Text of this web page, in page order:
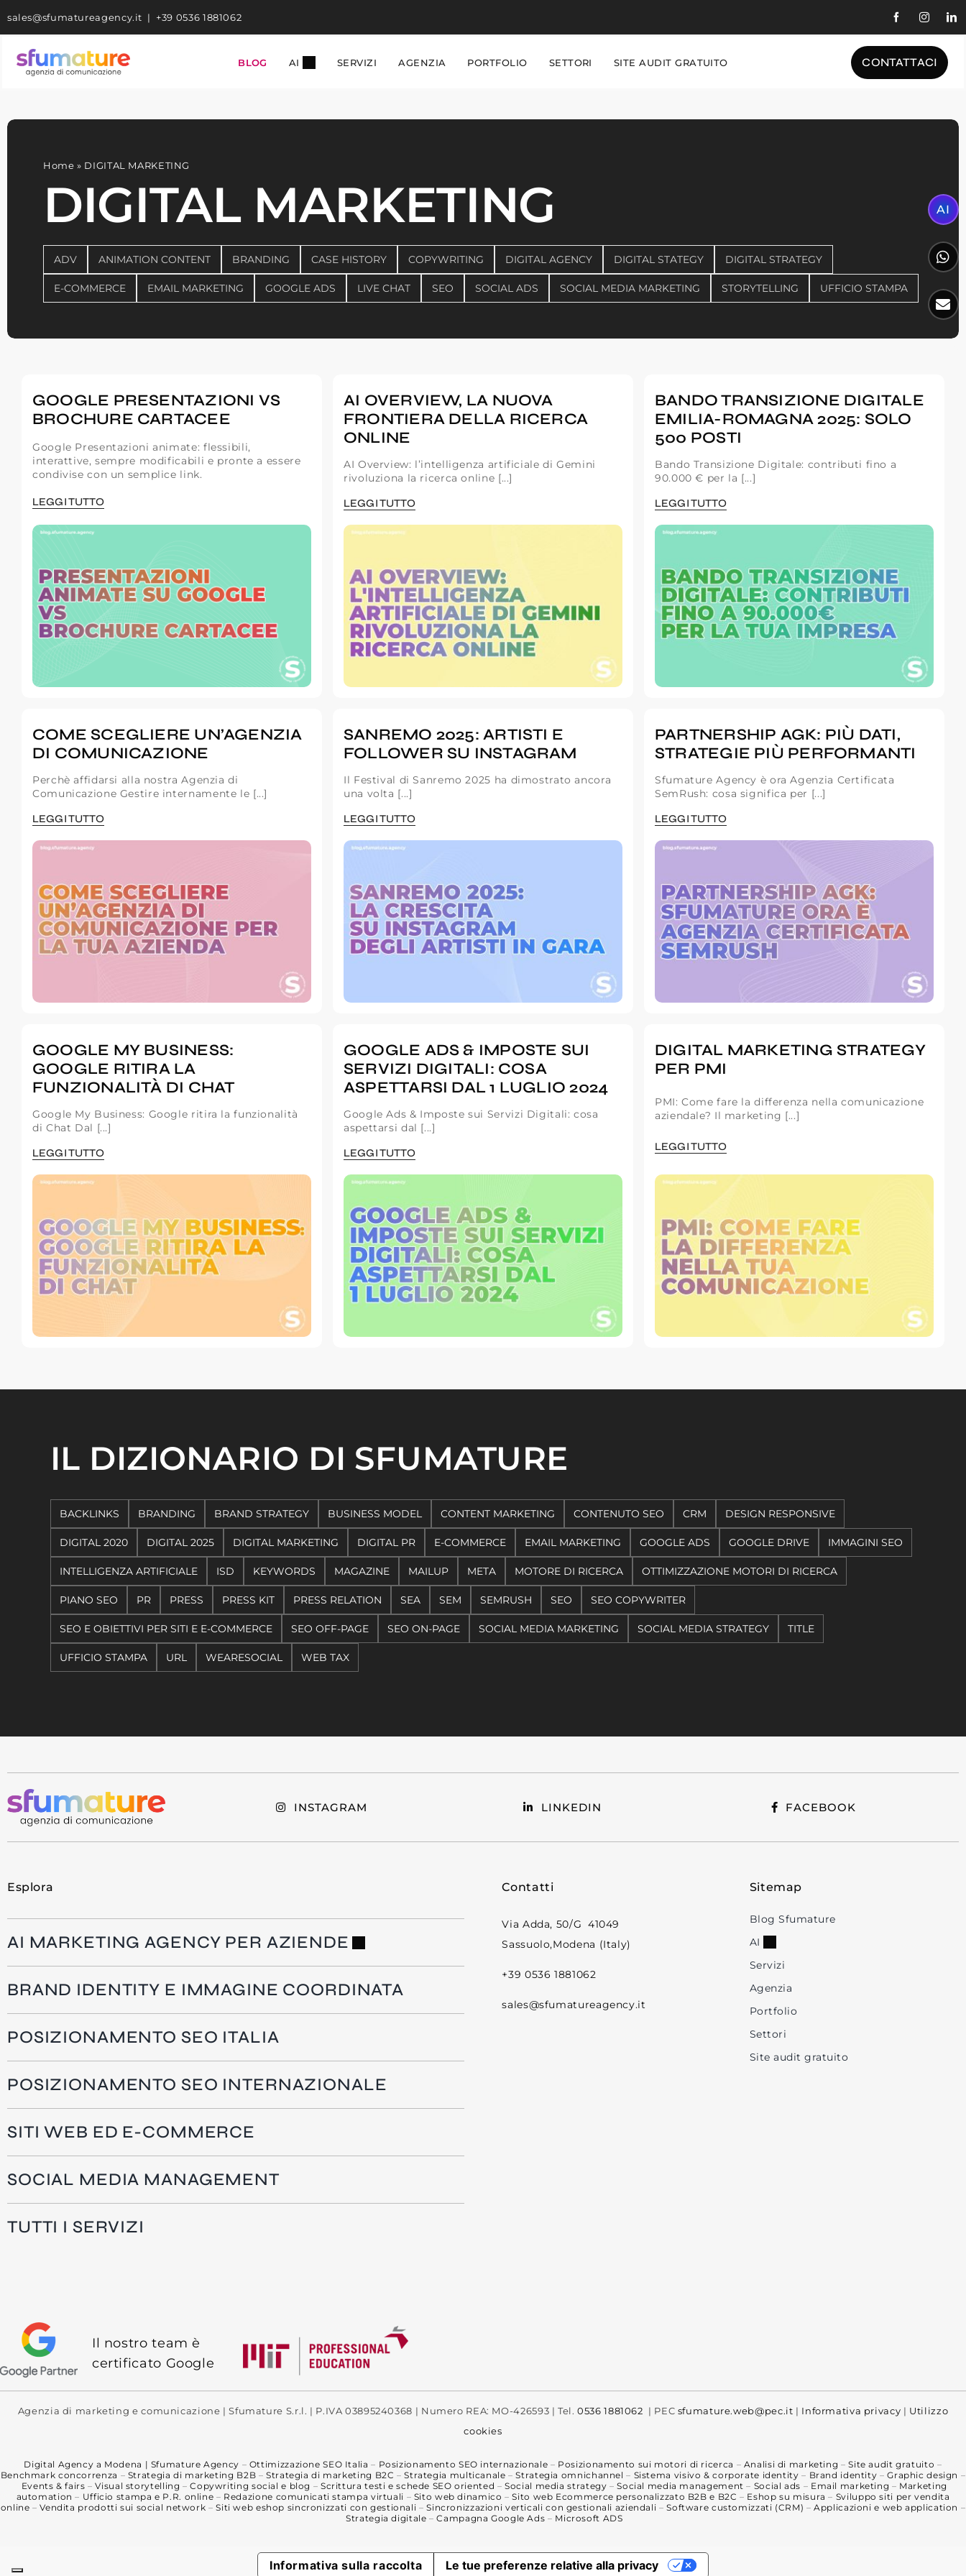
content
sales@sfumatureagency.it | +39 0536 1881062
BLOG AI SERVIZI AGENZIA PORTFOLIO SETTORI SITE AUDIT GRATUITO CONTATTACI
Home » DIGITAL MARKETING
DIGITAL MARKETING
ADV ANIMATION CONTENT BRANDING CASE HISTORY COPYWRITING DIGITAL AGENCY DIGITAL STATEGY DIGITAL STRATEGY
E-COMMERCE EMAIL MARKETING GOOGLE ADS LIVE CHAT SEO SOCIAL ADS SOCIAL MEDIA MARKETING STORYTELLING UFFICIO STAMPA
GOOGLE PRESENTAZIONI VS
BROCHURE CARTACEE
Google Presentazioni animate: flessibili,
interattive, sempre modificabili e pronte a essere
condivise con un semplice link.
LEGGI TUTTO
AI OVERVIEW, LA NUOVA
FRONTIERA DELLA RICERCA
ONLINE
AI Overview: l’intelligenza artificiale di Gemini
rivoluziona la ricerca online [...]
LEGGI TUTTO
BANDO TRANSIZIONE DIGITALE
EMILIA-ROMAGNA 2025: SOLO
500 POSTI
Bando Transizione Digitale: contributi fino a
90.000 € per la [...]
LEGGI TUTTO
COME SCEGLIERE UN’AGENZIA
DI COMUNICAZIONE
Perchè affidarsi alla nostra Agenzia di
Comunicazione Gestire internamente le [...]
LEGGI TUTTO
SANREMO 2025: ARTISTI E
FOLLOWER SU INSTAGRAM
Il Festival di Sanremo 2025 ha dimostrato ancora
una volta [...]
LEGGI TUTTO
PARTNERSHIP AGK: PIÙ DATI,
STRATEGIE PIÙ PERFORMANTI
Sfumature Agency è ora Agenzia Certificata
SemRush: cosa significa per [...]
LEGGI TUTTO
GOOGLE MY BUSINESS:
GOOGLE RITIRA LA
FUNZIONALITÀ DI CHAT
Google My Business: Google ritira la funzionalità
di Chat Dal [...]
LEGGI TUTTO
GOOGLE ADS & IMPOSTE SUI
SERVIZI DIGITALI: COSA
ASPETTARSI DAL 1 LUGLIO 2024
Google Ads & Imposte sui Servizi Digitali: cosa
aspettarsi dal [...]
LEGGI TUTTO
DIGITAL MARKETING STRATEGY
PER PMI
PMI: Come fare la differenza nella comunicazione
aziendale? Il marketing [...]
LEGGI TUTTO
IL DIZIONARIO DI SFUMATURE
BACKLINKS BRANDING BRAND STRATEGY BUSINESS MODEL CONTENT MARKETING CONTENUTO SEO CRM DESIGN RESPONSIVE
DIGITAL 2020 DIGITAL 2025 DIGITAL MARKETING DIGITAL PR E-COMMERCE EMAIL MARKETING GOOGLE ADS GOOGLE DRIVE IMMAGINI SEO
INTELLIGENZA ARTIFICIALE ISD KEYWORDS MAGAZINE MAILUP META MOTORE DI RICERCA OTTIMIZZAZIONE MOTORI DI RICERCA
PIANO SEO PR PRESS PRESS KIT PRESS RELATION SEA SEM SEMRUSH SEO SEO COPYWRITER
SEO E OBIETTIVI PER SITI E E-COMMERCE SEO OFF-PAGE SEO ON-PAGE SOCIAL MEDIA MARKETING SOCIAL MEDIA STRATEGY TITLE
UFFICIO STAMPA URL WEARESOCIAL WEB TAX
INSTAGRAM LINKEDIN FACEBOOK
Esplora
AI MARKETING AGENCY PER AZIENDE
BRAND IDENTITY E IMMAGINE COORDINATA
POSIZIONAMENTO SEO ITALIA
POSIZIONAMENTO SEO INTERNAZIONALE
SITI WEB ED E-COMMERCE
SOCIAL MEDIA MANAGEMENT
TUTTI I SERVIZI
Contatti
Via Adda, 50/G 41049
Sassuolo,Modena (Italy)
+39 0536 1881062
sales@sfumatureagency.it
Sitemap
Blog Sfumature
AI
Servizi
Agenzia
Portfolio
Settori
Site audit gratuito
Il nostro team è
certificato Google
Agenzia di marketing e comunicazione | Sfumature S.r.l. | P.IVA 03895240368 | Numero REA: MO-426593 | Tel.0536 1881062 | PEC sfumature.web@pec.it | Informativa privacy | Utilizzo
cookies
Digital Agency a Modena | Sfumature Agency – Ottimizzazione SEO Italia – Posizionamento SEO internazionale – Posizionamento sui motori di ricerca – Analisi di marketing –Site audit gratuito –
Benchmark concorrenza – Strategia di marketing B2B –Strategia di marketing B2C –Strategia multicanale –Strategia omnichannel – Sistema visivo & corporate identity – Brand identity –Graphic design –
Events & fairs –Visual storytelling –Copywriting social e blog – Scrittura testi e schede SEO oriented –Social media strategy –Social media management – Social ads – Email marketing – Marketing
automation – Ufficio stampa e P.R. online – Redazione comunicati stampa virtuali – Sito web dinamico –Sito web Ecommerce personalizzato B2B e B2C – Eshop su misura – Sviluppo siti per vendita
online –Vendita prodotti sui social network –Siti web eshop sincronizzati con gestionali –Sincronizzazioni verticali con gestionali aziendali –Software customizzati (CRM) –Applicazioni e web application –
Strategia digitale –Campagna Google Ads – Microsoft ADS
AI
Informativa sulla raccolta Le tue preferenze relative alla privacy